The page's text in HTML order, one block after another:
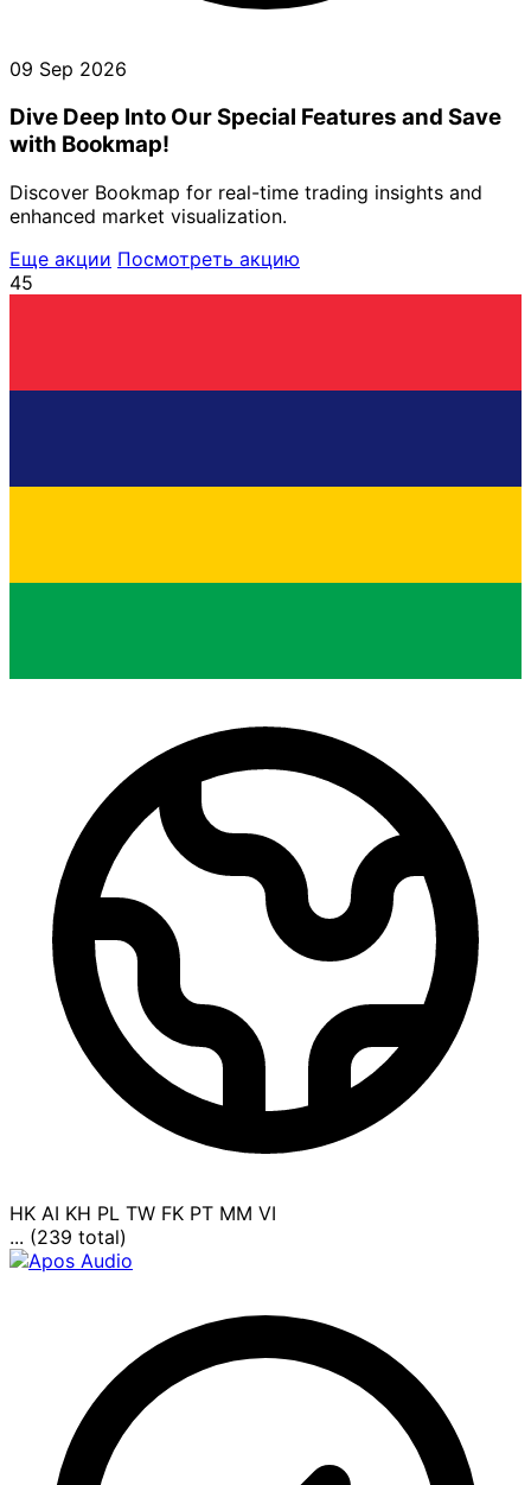
09 Sep 2026
Dive Deep Into Our Special Features and Save
with Bookmap!
Discover Bookmap for real-time trading insights and
enhanced market visualization.
Еще акции Посмотреть акцию
45
HK AI KH PL TW FK PT MM VI
... (239 total)